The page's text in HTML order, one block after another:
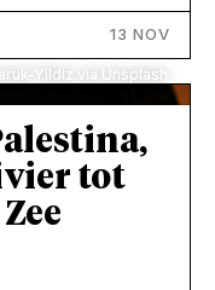
13 NOV
Yildiz via Unsplash
tot